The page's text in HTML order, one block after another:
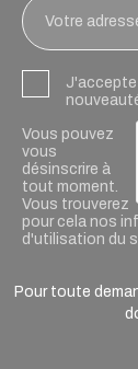
J'accepte
Vous pouvez
vous
désinscrire à
tout moment.
Vous trouverez
pour cela nos
d'utilisation du
Pour toute